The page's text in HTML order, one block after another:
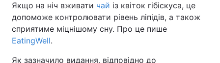
Головна Війна
Україна
Якщо на ніч вживати чай із квіток гібіскуса, це
допоможе контролювати рівень ліпідів, а також
сприятиме міцнішому сну. Про це пише
EatingWell.
Як зазначило видання, відповідно до